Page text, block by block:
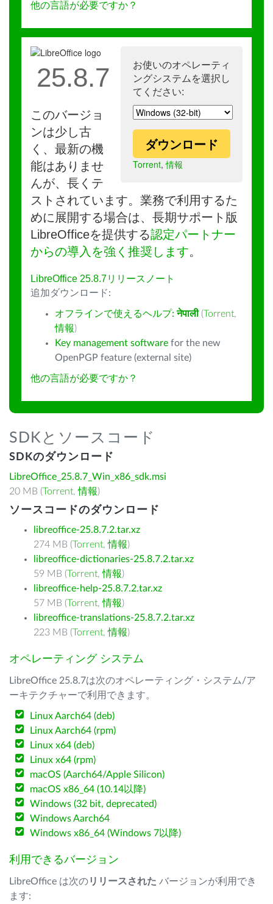
他の言語が必要ですか？
お使いのオペレーティ
ングシステムを選択し
てください:
ダウンロード
Torrent,情報
25.8.7
このバージョ
ンは少し古
く、最新の機
能はありませ
んが、長くテ
ストされています。業務で利用するた
めに展開する場合は、長期サポート版
LibreOfficeを提供する認定パートナー
からの導入を強く推奨します。
LibreOffice 25.8.7リリースノート
追加ダウンロード:
オフラインで使えるヘルプ:नेपाली (Torrent,
情報)
Key management software for the new
OpenPGP feature (external site)
他の言語が必要ですか？
SDKとソースコード
SDKのダウンロード
LibreOffice_25.8.7_Win_x86_sdk.msi
20 MB (Torrent,情報)
ソースコードのダウンロード
libreoffice-25.8.7.2.tar.xz
274 MB (Torrent,情報)
libreoffice-dictionaries-25.8.7.2.tar.xz
59 MB (Torrent,情報)
libreoffice-help-25.8.7.2.tar.xz
57 MB (Torrent,情報)
libreoffice-translations-25.8.7.2.tar.xz
223 MB (Torrent,情報)
オペレーティング システム
LibreOffice 25.8.7は次のオペレーティング・システム/ア
ーキテクチャーで利用できます。
Linux Aarch64 (deb)
Linux Aarch64 (rpm)
Linux x64 (deb)
Linux x64 (rpm)
macOS (Aarch64/Apple Silicon)
macOS x86_64 (10.14以降)
Windows (32 bit, deprecated)
Windows Aarch64
Windows x86_64 (Windows 7以降)
利用できるバージョン
LibreOffice は次のリリースされた バージョンが利用でき
ます: